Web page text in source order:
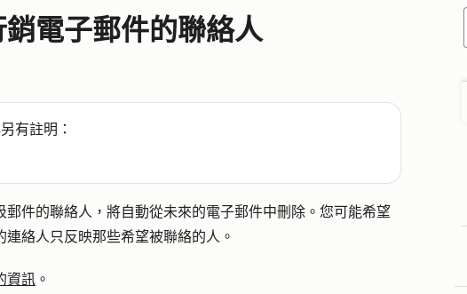
電子郵件的聯絡人
有註明：
郵件的聯絡人，將自動從未來的電子郵件中刪除。您可能希望
絡人只反映那些希望被聯絡的人。
資訊 。